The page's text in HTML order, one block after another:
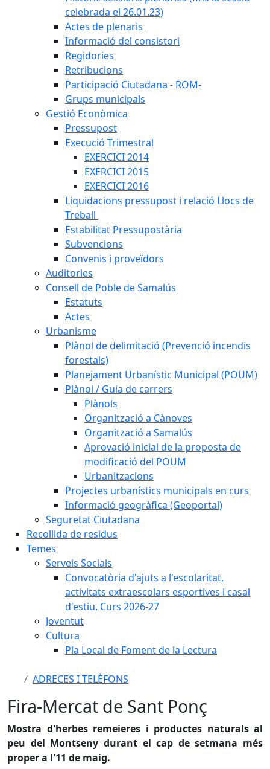
celebrada el 26.01.23)
Actes de plenaris
Informació del consistori
Regidories
Retribucions
Participació Ciutadana - ROM-
Grups municipals
Gestió Econòmica
Pressupost
Execució Trimestral
EXERCICI 2014
EXERCICI 2015
EXERCICI 2016
Liquidacions pressupost i relació Llocs de
Treball
Estabilitat Pressupostària
Subvencions
Convenis i proveïdors
Auditories
Consell de Poble de Samalús
Estatuts
Actes
Urbanisme
Plànol de delimitació (Prevenció incendis
forestals)
Planejament Urbanístic Municipal (POUM)
Plànol / Guia de carrers
Plànols
Organització a Cànoves
Organització a Samalús
Aprovació inicial de la proposta de
modificació del POUM
Urbanitzacions
Projectes urbanístics municipals en curs
Informació geogràfica (Geoportal)
Seguretat Ciutadana
Recollida de residus
Temes
Serveis Socials
Convocatòria d'ajuts a l'escolaritat,
activitats extraescolars esportives i casal
d'estiu. Curs 2026-27
Joventut
Cultura
Pla Local de Foment de la Lectura
ADRECES I TELÈFONS
Fira-Mercat de Sant Ponç
Mostra d'herbes remeieres i productes naturals al
peu del Montseny durant el cap de setmana més
proper a l'11 de maig.